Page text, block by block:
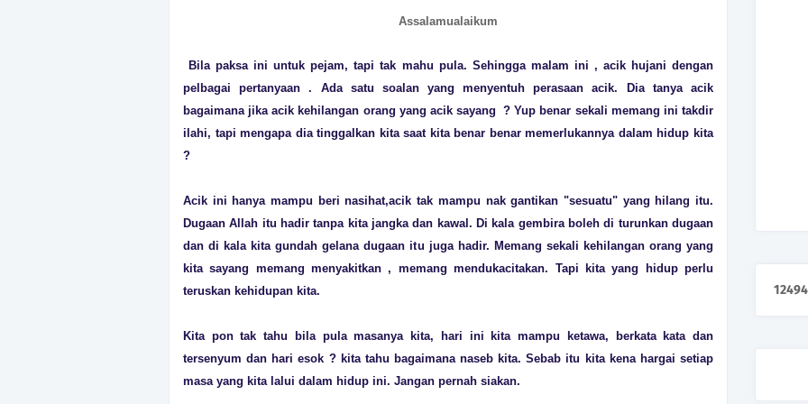
Assalamualaikum
Bila paksa ini untuk pejam, tapi tak mahu pula. Sehingga malam ini , acik hujani dengan
pelbagai pertanyaan . Ada satu soalan yang menyentuh perasaan acik. Dia tanya acik
bagaimana jika acik kehilangan orang yang acik sayang ? Yup benar sekali memang ini takdir
ilahi, tapi mengapa dia tinggalkan kita saat kita benar benar memerlukannya dalam hidup kita
?
Acik ini hanya mampu beri nasihat,acik tak mampu nak gantikan "sesuatu" yang hilang itu.
Dugaan Allah itu hadir tanpa kita jangka dan kawal. Di kala gembira boleh di turunkan dugaan
dan di kala kita gundah gelana dugaan itu juga hadir. Memang sekali kehilangan orang yang
kita sayang memang menyakitkan , memang mendukacitakan. Tapi kita yang hidup perlu
teruskan kehidupan kita.
Kita pon tak tahu bila pula masanya kita, hari ini kita mampu ketawa, berkata kata dan
tersenyum dan hari esok ? kita tahu bagaimana naseb kita. Sebab itu kita kena hargai setiap
masa yang kita lalui dalam hidup ini. Jangan pernah siakan.
12494